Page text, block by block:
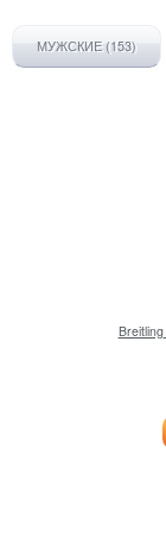
МУЖСКИЕ (153)
Breitling